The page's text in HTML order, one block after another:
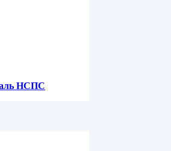
НСПС
Ду10 Ру40
Ру16